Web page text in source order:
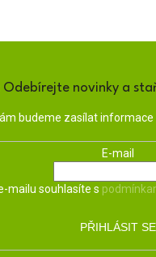
Odebírejte novinky a
budeme zasílat
E-mail
mailu souhlasíte s
PŘIHLÁSIT SE